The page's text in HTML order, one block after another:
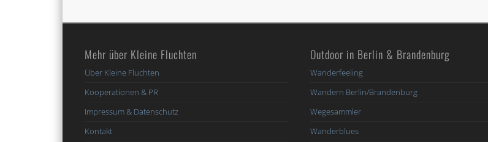
Mehr über Kleine Fluchten
Über Kleine Fluchten
Kooperationen & PR
Impressum & Datenschutz
Kontakt
Outdoor in Berlin & Brandenburg
Wanderfeeling
Wandern Berlin/Brandenburg
Wegesammler
Wanderblues